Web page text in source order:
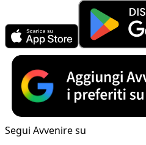
Segui Avvenire su